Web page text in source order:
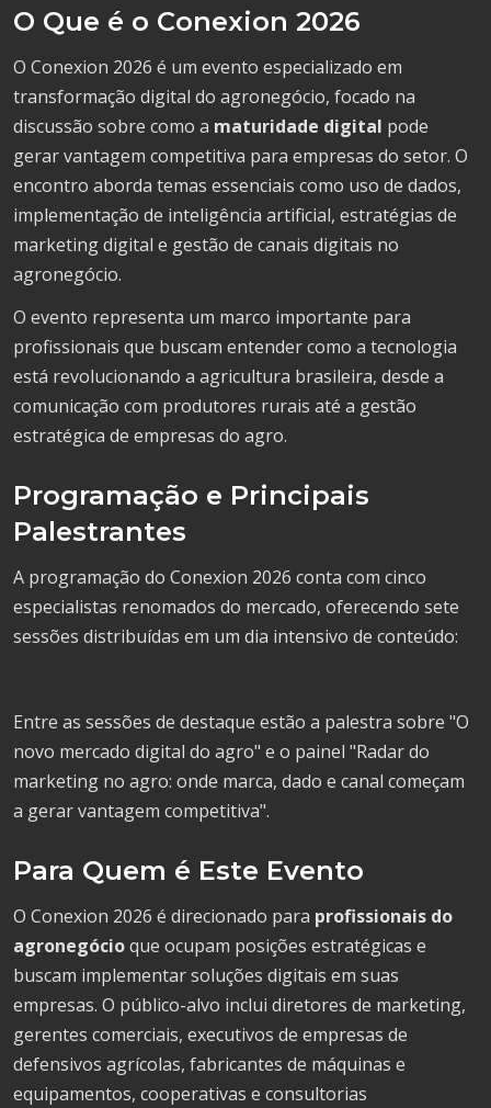
O Que é o Conexion 2026
O Conexion 2026 é um evento especializado em
transformação digital do agronegócio, focado na
discussão sobre como a maturidade digital pode
gerar vantagem competitiva para empresas do setor. O
encontro aborda temas essenciais como uso de dados,
implementação de inteligência artificial, estratégias de
marketing digital e gestão de canais digitais no
agronegócio.
O evento representa um marco importante para
profissionais que buscam entender como a tecnologia
está revolucionando a agricultura brasileira, desde a
comunicação com produtores rurais até a gestão
estratégica de empresas do agro.
Programação e Principais
Palestrantes
A programação do Conexion 2026 conta com cinco
especialistas renomados do mercado, oferecendo sete
sessões distribuídas em um dia intensivo de conteúdo:
Entre as sessões de destaque estão a palestra sobre "O
novo mercado digital do agro" e o painel "Radar do
marketing no agro: onde marca, dado e canal começam
a gerar vantagem competitiva".
Para Quem é Este Evento
O Conexion 2026 é direcionado para profissionais do
agronegócioque ocupam posições estratégicas e
buscam implementar soluções digitais em suas
empresas. O público-alvo inclui diretores de marketing,
gerentes comerciais, executivos de empresas de
defensivos agrícolas, fabricantes de máquinas e
equipamentos, cooperativas e consultorias